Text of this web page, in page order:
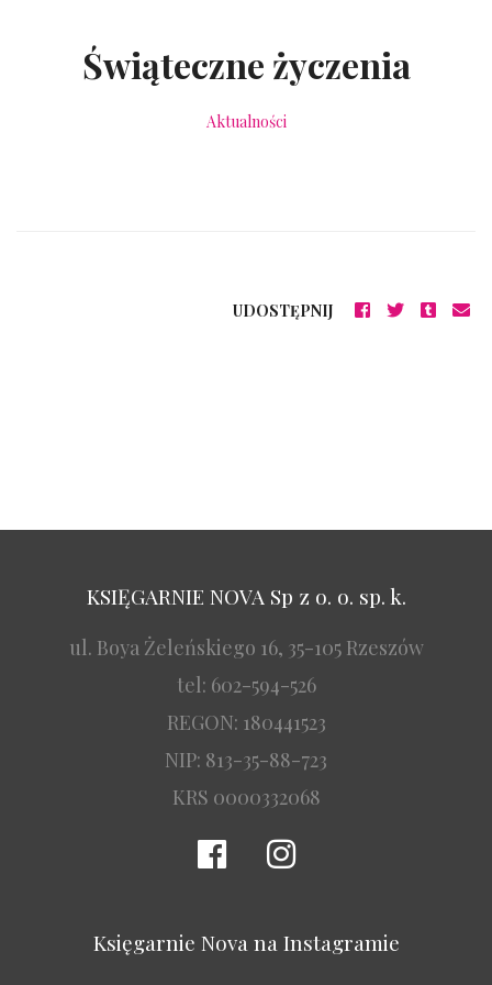
Świąteczne życzenia
Aktualności
UDOSTĘPNIJ
KSIĘGARNIE NOVA Sp z o. o. sp. k.
ul. Boya Żeleńskiego 16, 35-105 Rzeszów
tel: 602-594-526
REGON: 180441523
NIP: 813-35-88-723
KRS 0000332068
Księgarnie Nova na Instagramie